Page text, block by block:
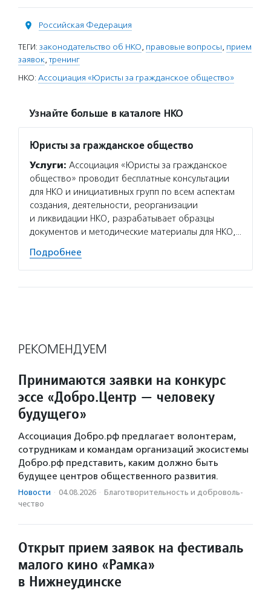
Российская Федерация
ТЕГИ: законодательство об НКО, правовые вопросы, прием
заявок,тренинг
НКО: Ассоциация «Юристы за гражданское общество»
Узнайте больше в каталоге НКО
Юристы за гражданское общество
Услуги: Ассоциация «Юристы за гражданское
общество» проводит бесплатные консультации
для НКО и инициативных групп по всем аспектам
создания, деятельности, реорганизации
и ликвидации НКО, разрабатывает образцы
документов и методические материалы для НКО,…
Подробнее
РЕКОМЕНДУЕМ
Принимаются заявки на конкурс
эссе «Добро.Центр — человеку
будущего»
Ассоциация Добро.рф предлагает волонтерам,
сотрудникам и командам организаций экосистемы
Добро.рф представить, каким должно быть
будущее центров общественного развития.
Новости · 04.08.2026 · Благотвори­тель­ность и доброволь­
чест­во
Открыт прием заявок на фестиваль
малого кино «Рамка»
в Нижнеудинске